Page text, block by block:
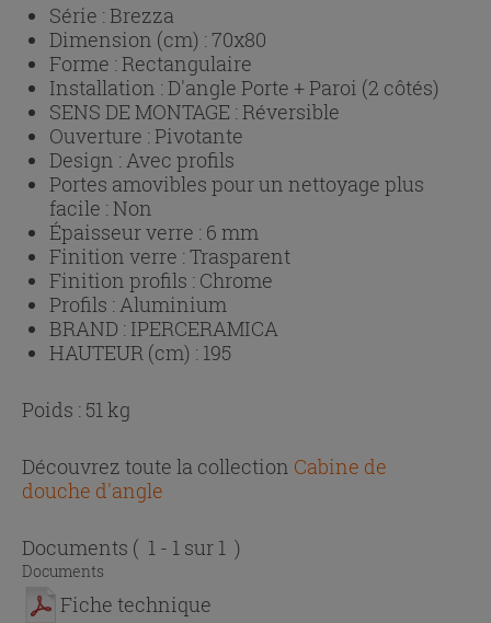
Série :Brezza
Dimension (cm) :70x80
Forme :Rectangulaire
Installation :D'angle Porte + Paroi (2 côtés)
SENS DE MONTAGE :Réversible
Ouverture :Pivotante
Design : Avec profils
Portes amovibles pour un nettoyage plus
facile :Non
Épaisseur verre : 6 mm
Finition verre :Trasparent
Finition profils : Chrome
Profils : Aluminium
BRAND : IPERCERAMICA
HAUTEUR (cm) : 195
Poids : 51 kg
Découvrez toute la collection Cabine de
douche d'angle
Documents ( 1 - 1 sur 1 )
Documents
Fiche technique